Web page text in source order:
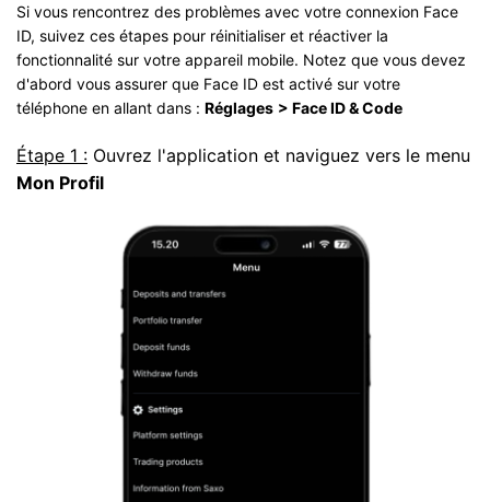
Si vous rencontrez des problèmes avec votre connexion Face
ID, suivez ces étapes pour réinitialiser et réactiver la
fonctionnalité sur votre appareil mobile. Notez que vous devez
d'abord vous assurer que Face ID est activé sur votre
téléphone en allant dans : Réglages > Face ID & Code
Étape 1 : Ouvrez l'application et naviguez vers le menu
Mon Profil